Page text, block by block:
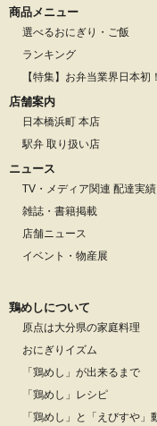
商品メニュー
選べるおにぎり・ご飯
ランキング
【特集】お弁当業界日本
店舗案内
日本橋浜町 本店
駅弁 取り扱い店
ニュース
TV・メディア関連 配達実績
雑誌・書籍掲載
店舗ニュース
イベント・物産展
鶏めしについて
原点は大分県の家庭料理
おにぎりイズム
「鶏めし」が出来るまで
「鶏めし」レシピ
「鶏めし」と「えびすや」